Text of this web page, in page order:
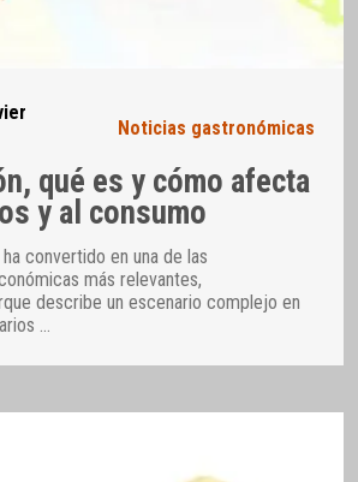
Noticias gastronómicas
qué es y cómo afecta
y al consumo
convertido en una de las
más relevantes,
describe un escenario complejo en
…